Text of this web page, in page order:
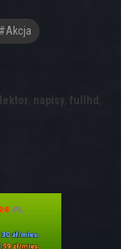
#akcja
lektor, napisy, fullhd ,